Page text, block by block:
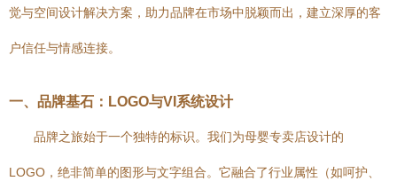
觉与空间设计解决方案，助力品牌在市场中脱颖而出，建立深厚的客
户信任与情感连接。
一、品牌基石：LOGO与VI系统设计
品牌之旅始于一个独特的标识。我们为母婴专卖店设计的
LOGO，绝非简单的图形与文字组合。它融合了行业属性（如呵护、